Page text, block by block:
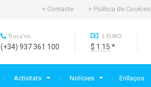
+ Contacte + Política de Cookies
Activitats Notícies Enllaços
Truca'ns
(+34) 937 361 100
1 EURO
$ 1.15 *